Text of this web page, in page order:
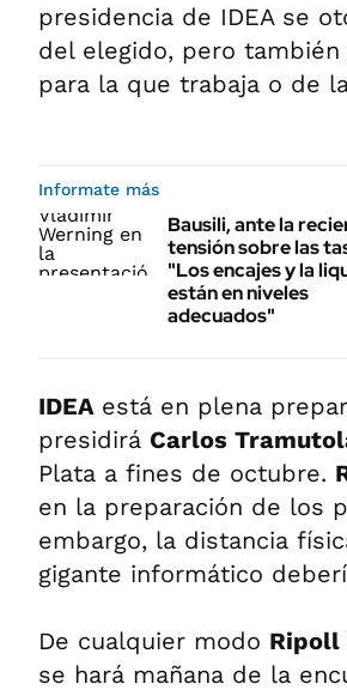
presidencia de IDEA se
del elegido, pero
para la que trabaja o de
Informate más
Bausili, ante la
tensión sobre las
"Los encajes y la
están en niveles
adecuados"
IDEA está en plena
presidirá Carlos
Plata a fines de octubre.
en la preparación de los
embargo, la distancia
gigante informático
De cualquier modo Ripoll
se hará mañana de la